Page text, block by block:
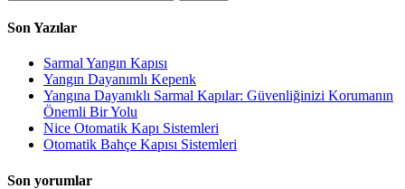
Son Yazılar
Sarmal Yangın Kapısı
Yangın Dayanımlı Kepenk
Yangına Dayanıklı Sarmal Kapılar: Güvenliğinizi Korumanın
Önemli Bir Yolu
Nice Otomatik Kapı Sistemleri
Otomatik Bahçe Kapısı Sistemleri
Son yorumlar